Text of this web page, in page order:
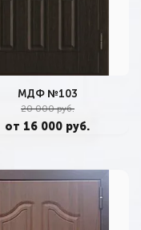
МДФ №103
20 000 руб.
от 16 000 руб.